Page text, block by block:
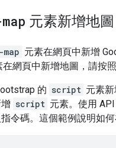
元素新增地圖
map 元素在網頁中新增
在網頁中新增地圖，請按
的 script 元素
script 元素。使用
令碼。這個範例說明如